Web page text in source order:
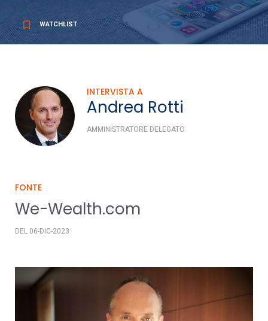
bookmark_border WATCHLIST
INTERVISTA A
Andrea Rotti
AMMINISTRATORE DELEGATO
FONTE
We-Wealth.com
DEL 06-DIC-2023